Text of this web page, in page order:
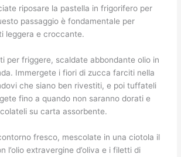
riposare la pastella in frigorifero per
passaggio è fondamentale per
leggera e croccante.
per friggere, scaldate abbondante olio in
Immergete i fiori di zucca farciti nella
che siano ben rivestiti, e poi tuffateli
fino a quando non saranno dorati e
su carta assorbente.
fresco, mescolate in una ciotola il
l’olio extravergine d’oliva e i filetti di